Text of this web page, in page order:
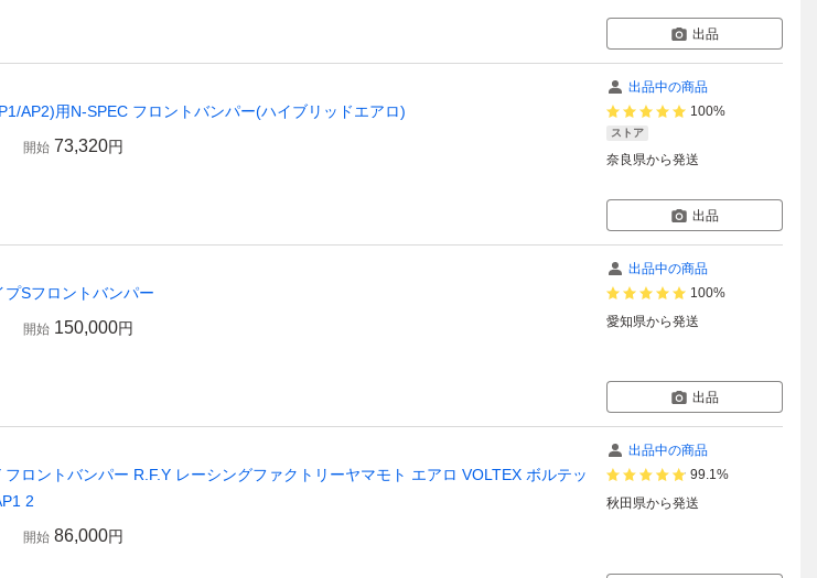
出品
AP2)用N-SPEC フロントバンパー(ハイブリッドエアロ)
開始 73,320円
出品中の商品
100%
ストア
奈良県から発送
出品
Sフロントバンパー
開始 150,000円
出品中の商品
100%
愛知県から発送
出品
ロントバンパー R.F.Y レーシングファクトリーヤマモト エアロ VOLTEX ボルテッ
2
開始 86,000円
出品中の商品
99.1%
秋田県から発送